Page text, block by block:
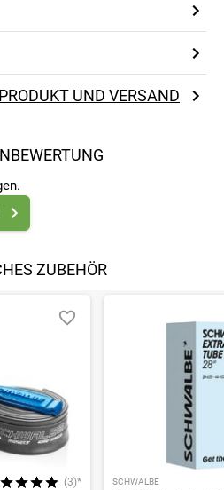
UND VERSAND
ZUBEHÖR
(3)* SCHWALBE